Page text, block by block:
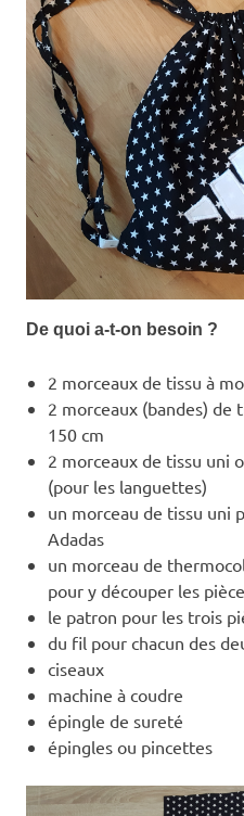
De quoi a-t-on besoin ?
2 morceaux de tissu à
2 morceaux (bandes)
150 cm
2 morceaux de tissu uni
(pour les languettes)
un morceau de tissu uni
Adadas
un morceau de
pour y découper les
le patron pour les trois
du fil pour chacun des
ciseaux
machine à coudre
épingle de sureté
épingles ou pincettes